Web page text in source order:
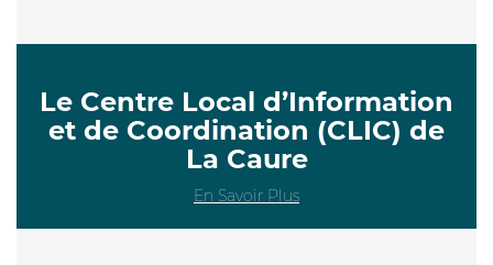
Le Centre Local d’Information
et de Coordination (CLIC) de
La Caure
En Savoir Plus